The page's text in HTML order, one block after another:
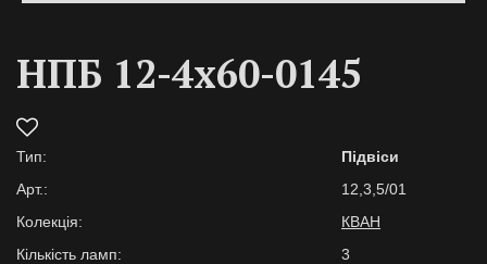
НПБ 12-4х60-0145
Тип:
Підвіси
Арт.:
12,3,5/01
Колекція:
КВАН
Кількість ламп:
3